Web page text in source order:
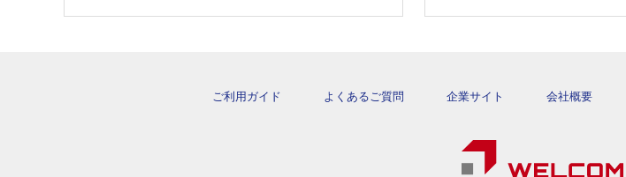
ご利用ガイド よくあるご質問 企業サイト 会社概要